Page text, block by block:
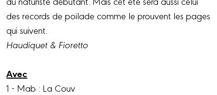
des records de poilade comme le prouvent les pages
qui suivent.
Haudiquet & Fioretto
Avec
1 - Mab : La Couv